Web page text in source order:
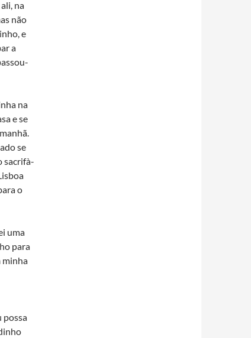
na
não
e
a
na
e se
se
sacrifà­
o
uma
para
minha
possa